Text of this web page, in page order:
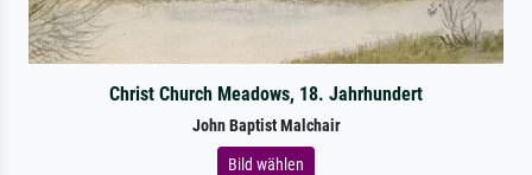
Christ Church Meadows, 18. Jahrhundert
John Baptist Malchair
Bild wählen